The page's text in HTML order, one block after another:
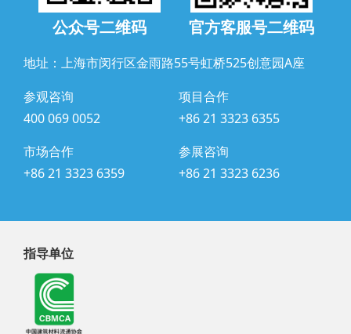
公众号二维码 官方客服号二维码
地址：上海市闵行区金雨路55号虹桥525创意园A座
参观咨询
400 069 0052
项目合作
+86 21 3323 6355
市场合作
+86 21 3323 6359
参展咨询
+86 21 3323 6236
指导单位